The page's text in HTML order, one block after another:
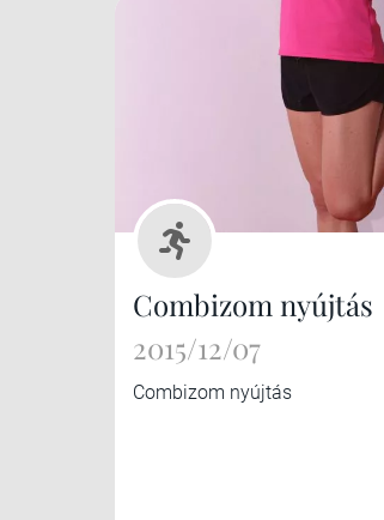
Combizom nyújtás
2015/12/07
Combizom nyújtás